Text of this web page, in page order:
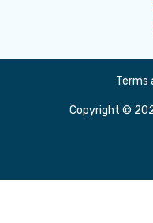
Terms
Copyright ©